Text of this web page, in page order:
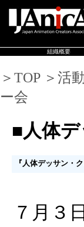
組織概要
＞TOP ＞活
ー会
■人体
『人体デッサン・
７月３